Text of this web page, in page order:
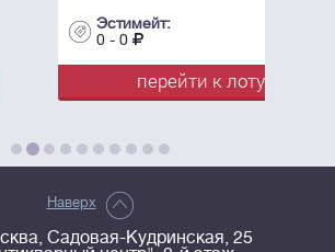
перейти к лоту
Наверх
Садовая-Кудринская, 25